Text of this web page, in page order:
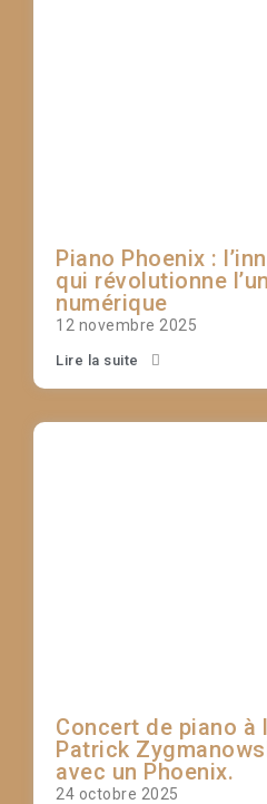
Piano Phoenix :
qui révolutionne
numérique
12 novembre 2025
Lire la suite
Concert de piano à
Patrick
avec un Phoenix.
24 octobre 2025